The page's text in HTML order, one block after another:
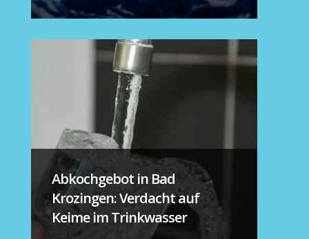
Abkochgebot in Bad
Krozingen: Verdacht auf
Keime im Trinkwasser